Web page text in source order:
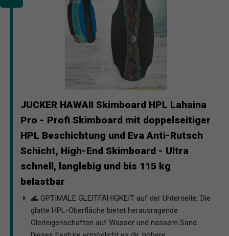
JUCKER HAWAII Skimboard HPL Lahaina
Pro - Profi Skimboard mit doppelseitiger
HPL Beschichtung und Eva Anti-Rutsch
Schicht, High-End Skimboard - Ultra
schnell, langlebig und bis 115 kg
belastbar
🌊 OPTIMALE GLEITFÄHIGKEIT auf der Unterseite: Die
glatte HPL-Oberfläche bietet herausragende
Gleiteigenschaften auf Wasser und nassem Sand.